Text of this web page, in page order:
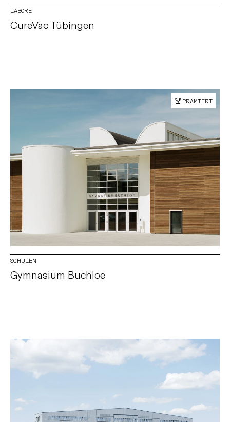
LABORE
CureVac Tübingen
PRÄMIERT
SCHULEN
Gymnasium Buchloe
GEORG REISCH GMBH & CO. KG
Schwarzachstraße 21
T. 07581 2002-0
DATENSCHUTZ IMPRESSUMINSTAGRAMLINKEDIN